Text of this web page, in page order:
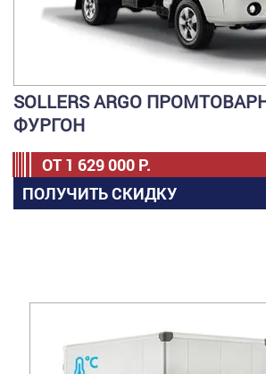
SOLLERS ARGO
ФУРГОН
ОТ 1 629 000 Р.
ПОЛУЧИТЬ СКИДКУ